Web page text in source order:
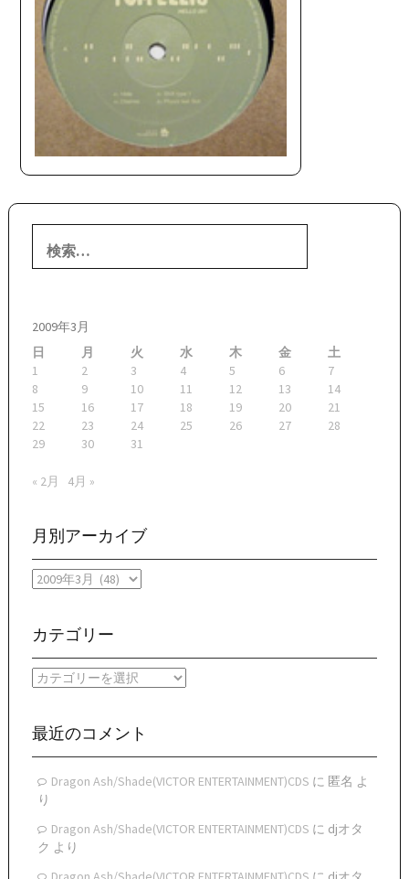
索:
2009年3月
日
月 火 水 木 金
土
1
2 3 4 5 6
7
8
9 10 11 12 13
14
15
16 17 18 19 20
21
22
23 24 25 26 27
28
29
30 31
« 2月 4月 »
月別アーカイブ
月
ー
イ
ブ
カテゴリー
カ
リ
最近のコメント
Dragon Ash/Shade(VICTOR ENTERTAINMENT)CDS に 匿名 よ
り
Dragon Ash/Shade(VICTOR ENTERTAINMENT)CDS に djオタ
ク より